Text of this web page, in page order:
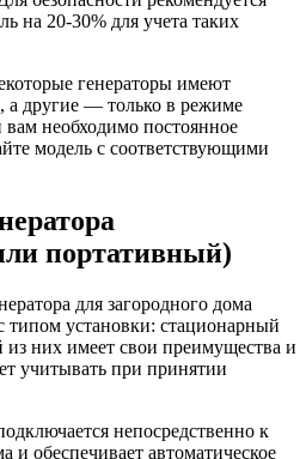
на 20-30% для учета таких
генераторы имеют
а другие — только в режиме
необходимо постоянное
модель с соответствующими
портативный)
для загородного дома
типом установки: стационарный
них имеет свои преимущества и
учитывать при принятии
непосредственно к
и обеспечивает автоматическое